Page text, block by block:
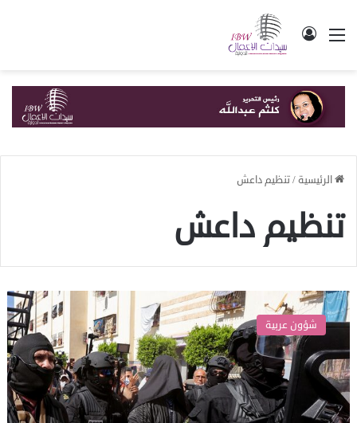
القائمة تسجيل الدخول
الرئيسية/تنظيم داعش
تنظيم داعش
المغرب..”إجهاض
مخطط
إرهابي”
وتفكيك
خلية
“داعشية”
على
رأسها
شؤون عربية